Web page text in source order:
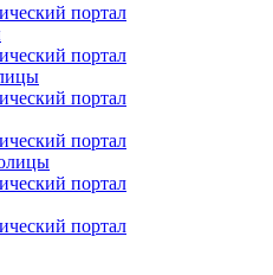
портал
портал
портал
портал
портал
портал